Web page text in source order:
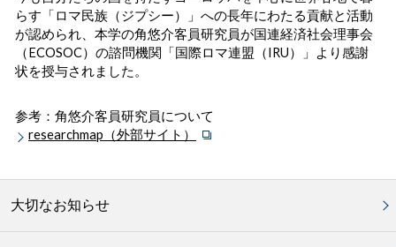
らす「ロマ民族（ジプシー）」への長年にわたる貢献と活動
が認められ、本学の角悠介客員研究員が国連経済社会理事会
（ECOSOC）の諮問機関「国際ロマ連盟（IRU）」より感謝
状を授与されました。
参考： 角悠介客員研究員について
researchmap（外部サイト）
大切なお知らせ